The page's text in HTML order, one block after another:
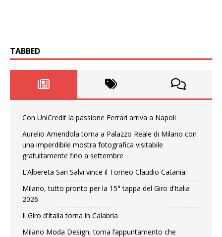
TABBED
Con UniCredit la passione Ferrari arriva a Napoli
Aurelio Amendola torna a Palazzo Reale di Milano con
una imperdibile mostra fotografica visitabile
gratuitamente fino a settembre
L’Albereta San Salvi vince il Torneo Claudio Catania:
Milano, tutto pronto per la 15° tappa del Giro d’Italia
2026
Il Giro d’Italia torna in Calabria
Milano Moda Design, torna l’appuntamento che